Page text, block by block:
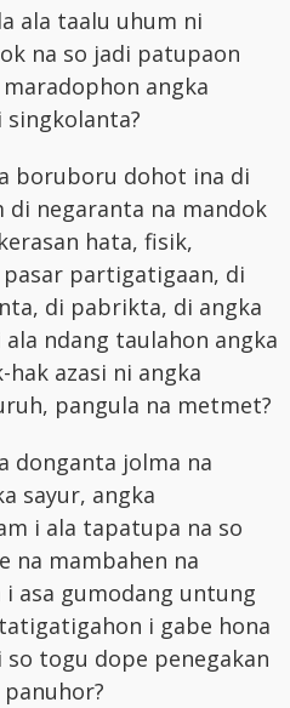
ala taalu uhum ni
na so jadi patupaon
angka
boruboru dohot ina di
di negaranta na mandok
hata, fisik,
partigatigaan, di
di pabrikta, di angka
ndang taulahon angka
azasi ni angka
pangula na metmet?
donganta jolma na
sayur, angka
i ala tapatupa na so
na mambahen na
asa gumodang untung
i gabe hona
togu dope penegakan